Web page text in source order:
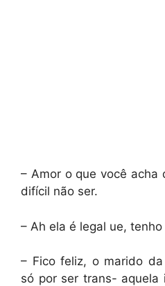
– Amor o que você acha
difícil não ser.
– Ah ela é legal ue,
– Fico feliz, o marido
só por ser trans- aquela